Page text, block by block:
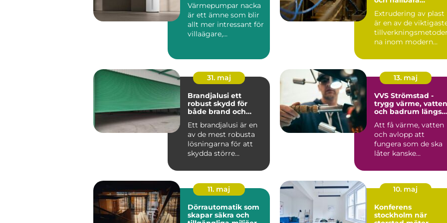
Värmepumpar nacka
är ett ämne som blir
allt mer intressant för
villaägare,
Extrudering av plast
är en av de
tillverkningsmetoder
na inom modern
g...
31. maj
Brandjalusi ett
robust skydd för
både brand och
Ett brandjalusi är en
av de mest robusta
lösningarna för att
skydda större
byggnad mo...
13. maj
VVS Strömstad -
trygg värme, vatten
och badrum längs
Att få värme, vatten
och avlopp att
fungera som de ska
låter kanske
11. maj
Dörrautomatik som
skapar säkra och
10. maj
Konferens
stockholm när